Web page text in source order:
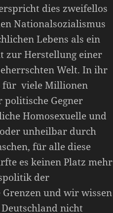
dies zweifellos
Nationalsozialismus
Lebens als ein
zur Herstellung einer
Welt. In ihr
für viele Millionen
politische Gegner
Homosexuelle und
unheilbar durch
für alle diese
es keinen Platz mehr
der
und wir wissen
nicht